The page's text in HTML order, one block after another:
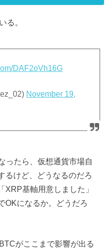
る。
DAF2oVh16G
November 19,
ったら、仮想通貨市場自
るけど、どうなるのだろ
XRP基軸用意しました」
OKになるか。どうだろ
がここまで影響が出る